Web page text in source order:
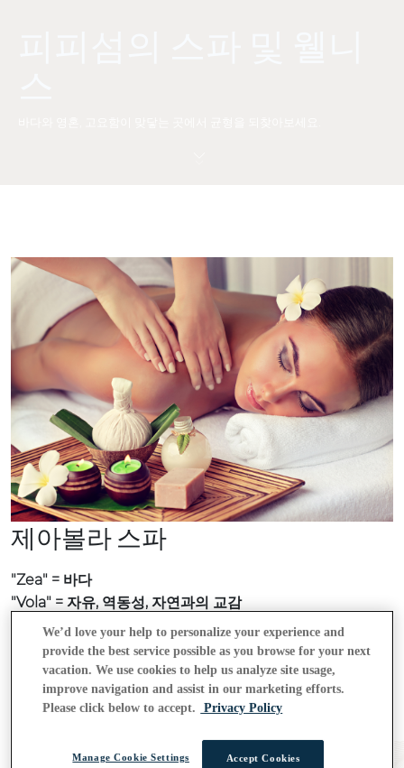
제아볼라 스파
"Zea" = 바다
"Vola" = 자유, 역동성, 자연과의 교감
바다와 자유로움에서 영감을 받은 제아볼라 스파는 균형과
활력, 평온함을 되찾아주는 치유의 안식처입니다. 태국의 웰
니스 전통과 자연의 힘을 담아 정성껏 구성된 트리트먼트 하
나하나가 몸에 활력을 불어넣고 마음을 편안하게 어루만지
We’d love your help to personalize your experience and
provide the best service possible as you browse for your next
vacation. We use cookies to help us analyze site usage,
improve navigation and assist in our marketing efforts.
Please click below to accept.
Privacy Policy
Accept Cookies
Manage Cookie Settings